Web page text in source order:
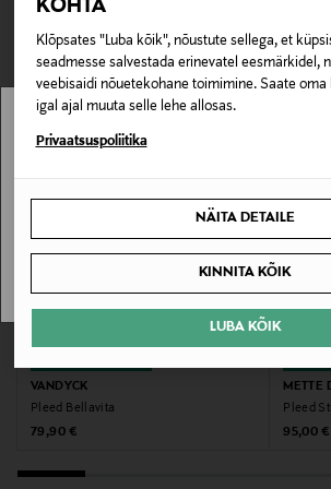
KOHTA
Klõpsates "Luba kõik", nõustute sellega, et
seadmesse salvestada erinevatel eesmärkidel,
veebisaidi nõuetekohane toimimine. Saate oma
igal ajal muuta selle lehe allosas.
Privaatsuspoliitika
NÄITA DETAILE
KINNITA KÕIK
LUBA KÕIK
tulemuse, latte-toonis äär viimistleb
Tootenumber
177878969
Materjal
Hooldusjuhendid
Õrnpesu 30 kraadi juures, madal
Värv
Suurus
Tarnimine pakiautomaati või postkontorisse
0,00 € – 4,90 €
TEISED KLIENDID
VAATASID KA
VANDYCK
Pleed Bellavita
Original Price
79,90 €
METTE
Pleed
Original
95,00 €
Stockmann pole Sinu riigis
SAAN ARU